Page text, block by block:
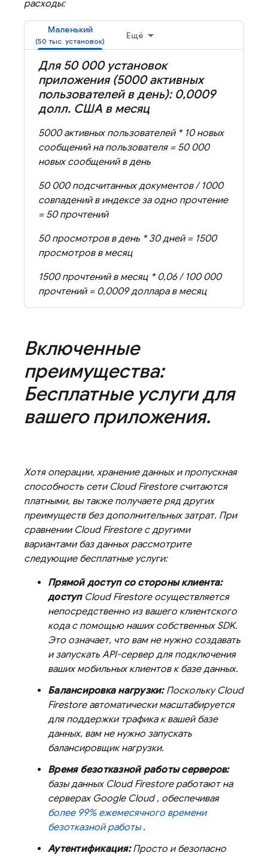
расходы:
Маленький
Ещё
Для 50 000 установок
приложения (5000 активных
пользователей в день): 0,0009
долл. США в месяц
5000 активных пользователей * 10 новых
сообщений на пользователя = 50 000
новых сообщений в день
50 000 подсчитанных документов / 1000
совпадений в индексе за одно прочтение
= 50 прочтений
50 просмотров в день * 30 дней = 1500
просмотров в месяц
1500 прочтений в месяц * 0,06 / 100 000
прочтений = 0,0009 доллара в месяц
Включенные
преимущества:
Бесплатные услуги для
вашего приложения.
Хотя операции, хранение данных и пропускная
способность сети Cloud Firestoreсчитаются
платными, вы также получаете ряд других
преимуществ без дополнительных затрат. При
сравнении Cloud Firestoreс другими
вариантами баз данных рассмотрите
следующие бесплатные услуги:
Прямой доступ со стороны клиента:
доступ Cloud Firestoreосуществляется
непосредственно из вашего клиентского
кода с помощью наших собственных SDK.
Это означает, что вам не нужно создавать
и запускать API-сервер для подключения
ваших мобильных клиентов к базе данных.
Балансировка нагрузки:Поскольку Cloud
Firestoreавтоматически масштабируется
для поддержки трафика к вашей базе
данных, вам не нужно запускать
балансировщик нагрузки.
Время безотказной работы серверов:
базы данных Cloud Firestoreработают на
серверах Google Cloud, обеспечивая
более 99% ежемесячного времени
безотказной работы.
Аутентификация:Просто и безопасно